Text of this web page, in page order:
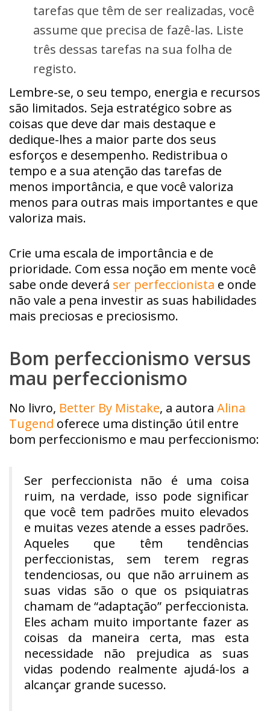
tarefas que têm de ser realizadas, você
assume que precisa de fazê-las. Liste
três dessas tarefas na sua folha de
registo.
Lembre-se, o seu tempo, energia e recursos
são limitados. Seja estratégico sobre as
coisas que deve dar mais destaque e
dedique-lhes a maior parte dos seus
esforços e desempenho. Redistribua o
tempo e a sua atenção das tarefas de
menos importância, e que você valoriza
menos para outras mais importantes e que
valoriza mais.
Crie uma escala de importância e de
prioridade. Com essa noção em mente você
sabe onde deverá ser perfeccionista e onde
não vale a pena investir as suas habilidades
mais preciosas e preciosismo.
Bom perfeccionismo versus
mau perfeccionismo
No livro, Better By Mistake, a autora Alina
Tugend oferece uma distinção útil entre
bom perfeccionismo e mau perfeccionismo:
Ser perfeccionista não é uma coisa
ruim, na verdade, isso pode significar
que você tem padrões muito elevados
e muitas vezes atende a esses padrões.
Aqueles que têm tendências
perfeccionistas, sem terem regras
tendenciosas, ou que não arruinem as
suas vidas são o que os psiquiatras
chamam de “adaptação” perfeccionista.
Eles acham muito importante fazer as
coisas da maneira certa, mas esta
necessidade não prejudica as suas
vidas podendo realmente ajudá-los a
alcançar grande sucesso.